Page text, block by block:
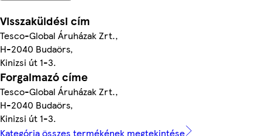
Visszaküldési cím
Tesco-Global Áruházak Zrt.,
H-2040 Budaörs,
Kinizsi út 1-3.
Forgalmazó címe
Tesco-Global Áruházak Zrt.,
H-2040 Budaörs,
Kinizsi út 1-3.
Kategória összes termékének megtekintése